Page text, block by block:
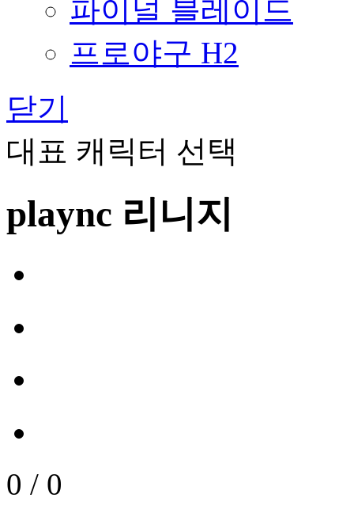
파이널 블레이드
프로야구 H2
닫기
대표 캐릭터 선택
plaync 리니지
0 / 0